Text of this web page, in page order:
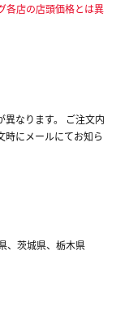
各店の店頭価格とは異
異なります。 ご注文内
時にメールにてお知ら
、茨城県、栃木県